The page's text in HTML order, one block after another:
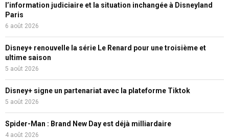
l’information judiciaire et la situation inchangée à Disneyland
Paris
6 août 2026
Disney+ renouvelle la série Le Renard pour une troisième et
ultime saison
5 août 2026
Disney+ signe un partenariat avec la plateforme Tiktok
5 août 2026
Spider-Man : Brand New Day est déjà milliardaire
4 août 2026